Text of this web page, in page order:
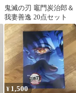
鬼滅の刃 竈門炭治郎＆
我妻善逸 20点セット
¥ 1,500